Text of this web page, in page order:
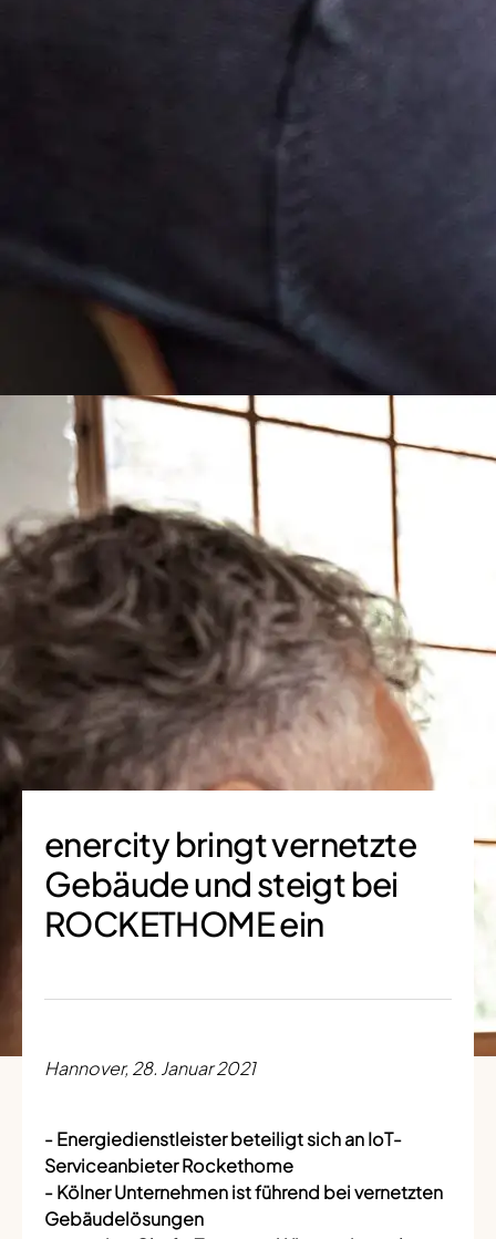
enercity bringt vernetzte
Gebäude und steigt bei
ROCKETHOME ein
Hannover, 28. Januar 2021
- Energiedienstleister beteiligt sich an IoT-
Serviceanbieter Rockethome
- Kölner Unternehmen ist führend bei vernetzten
Gebäudelösungen